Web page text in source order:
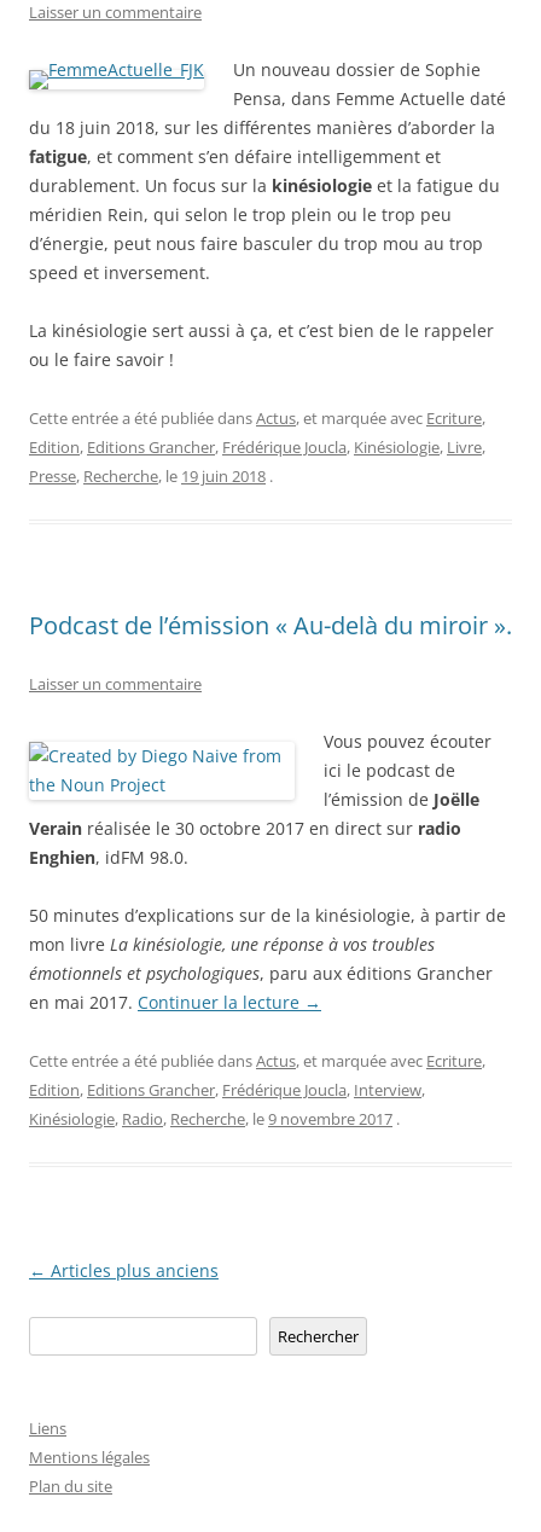
Laisser un commentaire
Un nouveau dossier de Sophie
Pensa, dans Femme Actuelle daté
du 18 juin 2018, sur les différentes manières d’aborder la
fatigue, et comment s’en défaire intelligemment et
durablement. Un focus sur la kinésiologie et la fatigue du
méridien Rein, qui selon le trop plein ou le trop peu
d’énergie, peut nous faire basculer du trop mou au trop
speed et inversement.
La kinésiologie sert aussi à ça, et c’est bien de le rappeler
ou le faire savoir !
Cette entrée a été publiée dansActus, et marquée avec Ecriture,
Edition, Editions Grancher, Frédérique Joucla, Kinésiologie, Livre,
Presse, Recherche, le 19 juin 2018 .
Podcast de l’émission « Au-delà du miroir ».
Laisser un commentaire
Vous pouvez écouter
ici le podcast de
l’émission de Joëlle
Verain réalisée le 30 octobre 2017 en direct sur radio
Enghien, idFM 98.0.
50 minutes d’explications sur de la kinésiologie, à partir de
mon livre La kinésiologie, une réponse à vos troubles
émotionnels et psychologiques, paru aux éditions Grancher
en mai 2017. Continuer la lecture →
Cette entrée a été publiée dansActus, et marquée avec Ecriture,
Edition, Editions Grancher, Frédérique Joucla, Interview,
Kinésiologie, Radio, Recherche, le9 novembre 2017 .
Navigation
← Articles plus anciens
Rechercher
Liens
Mentions légales
Plan du site